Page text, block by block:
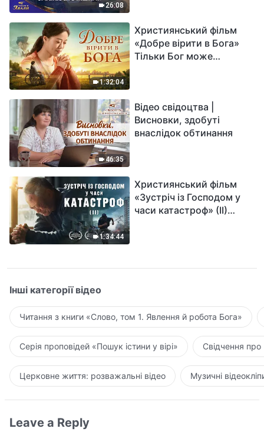
26:08
1:32:04
Християнський фільм
«Добре вірити в Бога»
Тільки Бог може
46:35
Відео свідоцтва |
Висновки, здобуті
внаслідок обтинання
1:34:44
Християнський фільм
«Зустріч із Господом у
часи катастроф» (II)
Інші категорії відео
Читання з книги «Слово, том 1. Явлення й робота Бога»
Серія проповідей «Пошук істини у вірі» Свідчення
Церковне життя: розважальні відео Музичні
Leave a Reply